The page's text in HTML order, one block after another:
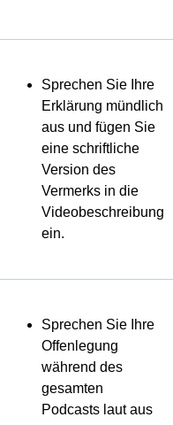
Sprechen Sie Ihre
Erklärung mündlich
aus und fügen Sie
eine schriftliche
Version des
Vermerks in die
Videobeschreibung
ein.
Sprechen Sie Ihre
Offenlegung
während des
gesamten
Podcasts laut aus